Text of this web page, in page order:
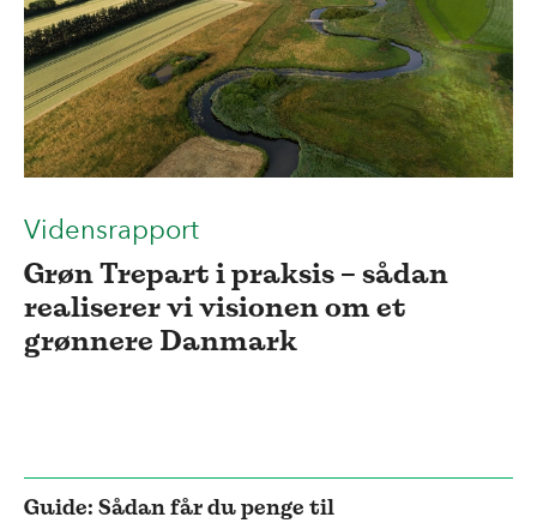
Vidensrapport
Grøn Trepart i praksis – sådan
realiserer vi visionen om et
grønnere Danmark
Guide: Sådan får du penge til